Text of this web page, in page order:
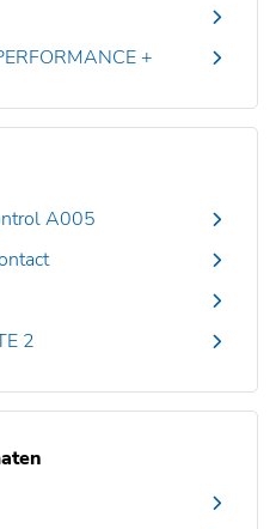
+
A005
2